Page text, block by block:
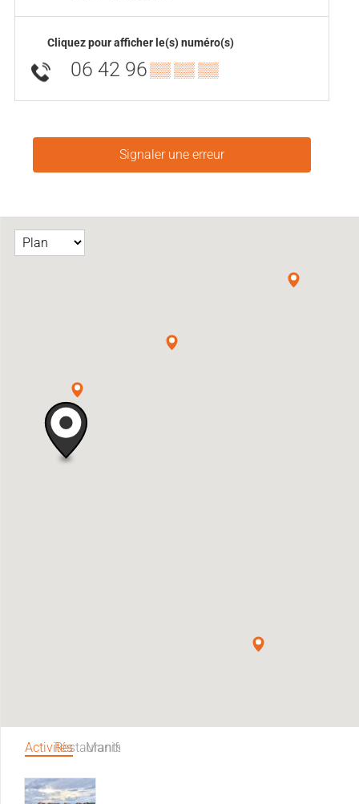
Cliquez pour afficher le(s) numéro(s)
06 42 96▒▒ ▒▒ ▒▒
Signaler une erreur
ActivitésRestaurantsManifestations